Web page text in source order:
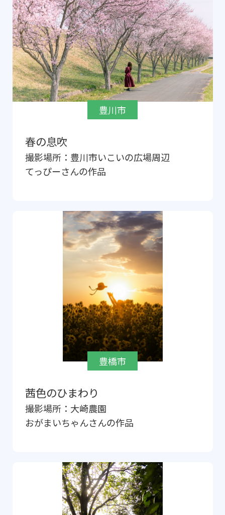
豊川市
春の息吹
撮影場所： 豊川市いこいの広場周辺
てっぴーさんの作品
豊橋市
茜色のひまわり
撮影場所： 大崎農園
おがまいちゃんさんの作品